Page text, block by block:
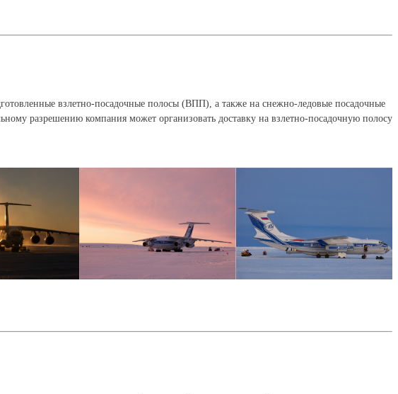
взлетно-посадочные полосы (ВПП), а также на снежно-ледовые посадочные
разрешению компания может организовать доставку на взлетно-посадочную полосу